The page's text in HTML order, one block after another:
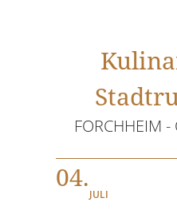
FORCHHEIM -
04.
JULI